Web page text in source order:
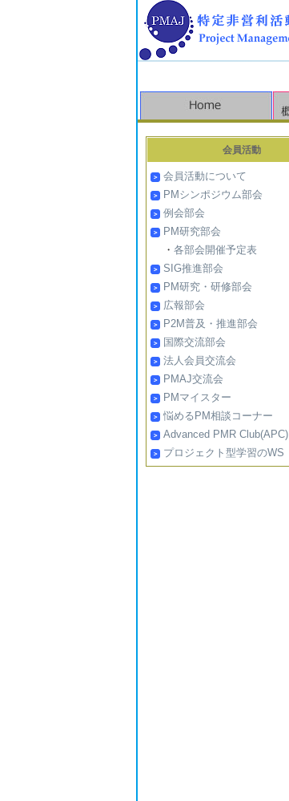
会員活動
会員活動について
PMシンポジウム部会
例会部会
PM研究部会
・ 各部会開催予定表
SIG推進部会
PM研究・研修部会
広報部会
P2M普及・推進部会
国際交流部会
法人会員交流会
PMAJ交流会
PMマイスター
悩めるPM相談コーナー
Advanced PMR Club(APC)
プロジェクト型学習のWS